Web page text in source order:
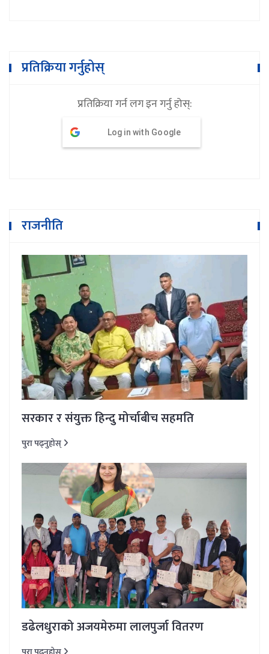
प्रतिक्रिया गर्नुहोस्
प्रतिक्रिया गर्न लग इन गर्नु होस्:
Log in with Google
राजनीति
सरकार र संयुक्त हिन्दु मोर्चाबीच सहमति
पुरा पढ्नुहोस्
डढेलधुराको अजयमेरुमा लालपुर्जा वितरण